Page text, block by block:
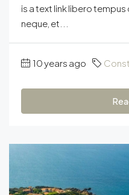
is a text link libero
neque, et...
10 years ago